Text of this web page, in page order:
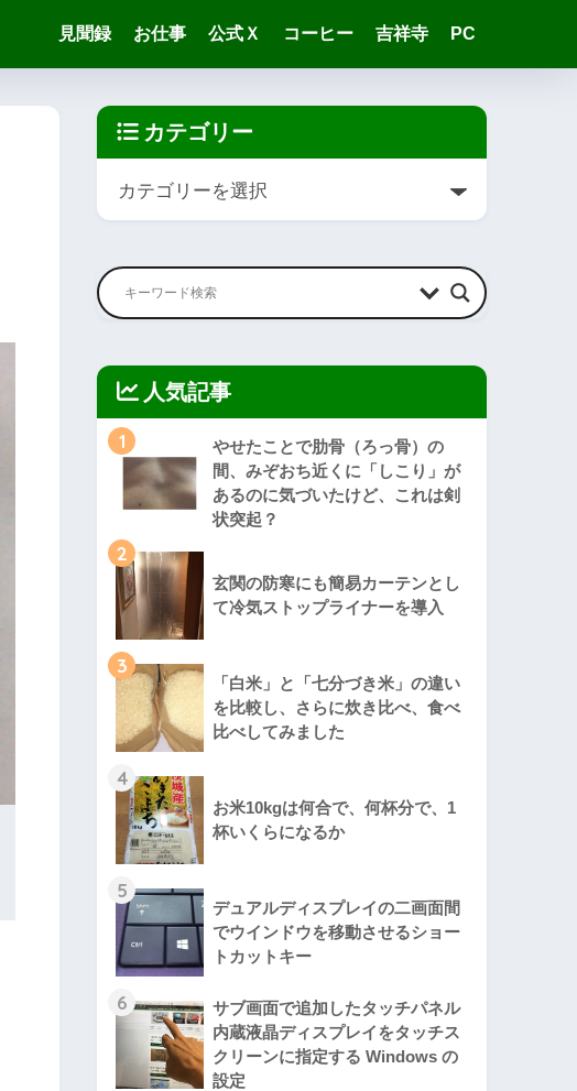
見聞録 お仕事 公式Ｘ コーヒー 吉祥寺 PC
カテゴリー
人気記事
1
やせたことで肋骨（ろっ骨）の
間、みぞおち近くに「しこり」が
あるのに気づいたけど、これは剣
状突起？
2
玄関の防寒にも簡易カーテンとし
て冷気ストップライナーを導入
3
「白米」と「七分づき米」の違い
を比較し、さらに炊き比べ、食べ
比べしてみました
4
お米10kgは何合で、何杯分で、1
杯いくらになるか
5
デュアルディスプレイの二画面間
でウインドウを移動させるショー
トカットキー
6
サブ画面で追加したタッチパネル
内蔵液晶ディスプレイをタッチス
クリーンに指定する Windows の
設定